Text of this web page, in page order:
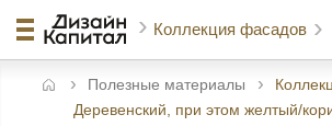
Коллекция фасадов
Полезные материалы
Деревенский, при этом желтый/